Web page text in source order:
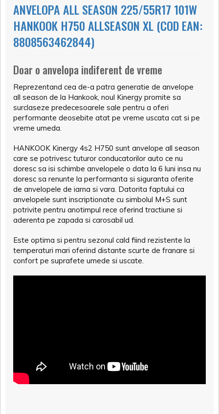
ANVELOPA ALL SEASON 225/55R17 101W
HANKOOK H750 ALLSEASON XL (COD EAN:
8808563462844)
Doar o anvelopa indiferent de vreme
Reprezentand cea de-a patra generatie de anvelope
all season de la Hankook, noul Kinergy promite sa
surclaseze predecesoarele sale pentru a oferi
performante deosebite atat pe vreme uscata cat si pe
vreme umeda.
HANKOOK Kinergy 4s2 H750 sunt anvelope all season
care se potrivesc tuturor conducatorilor auto ce nu
doresc sa isi schimbe anvelopele o data la 6 luni insa nu
doresc sa renunte la performanta si siguranta oferite
de anvelopele de iarna si vara. Datorita faptului ca
anvelopele sunt inscriptionate cu simbolul M+S sunt
potrivite pentru anotimpul rece oferind tractiune si
aderenta pe zapada si carosabil ud.
Este optima si pentru sezonul cald fiind rezistente la
temperaturi mari oferind distante scurte de franare si
confort pe suprafete umede si uscate.